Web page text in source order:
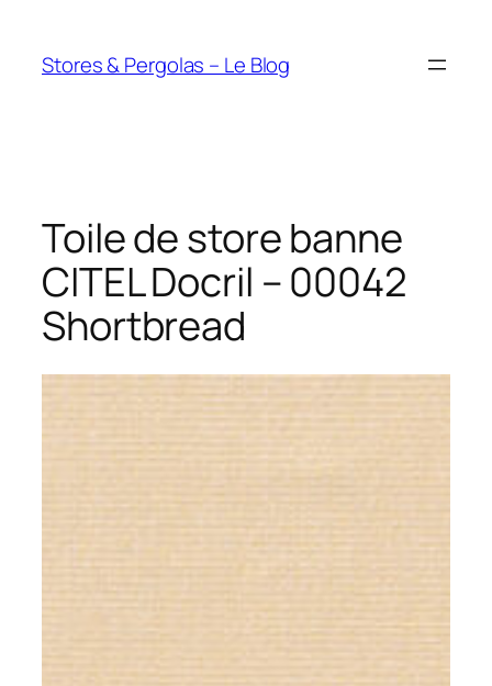
contenu
Stores & Pergolas – Le Blog
Toile de store banne
CITEL Docril – 00042
Shortbread